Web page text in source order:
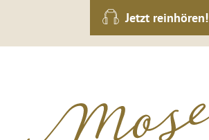
Jetzt reinhören!